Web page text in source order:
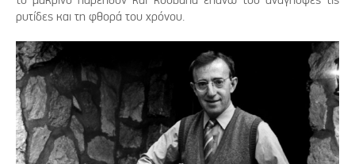
ρυτίδες και τη φθορά του χρόνου.